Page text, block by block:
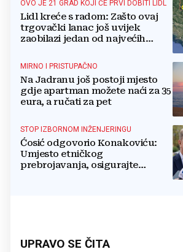
OVO JE 21 GRAD KOJI ĆE PRVI DOBITI LIDL
Lidl kreće s radom: Zašto ovaj
trgovački lanac još uvijek
zaobilazi jedan od najvećih
MIRNO I PRISTUPAČNO
Na Jadranu još postoji mjesto
gdje apartman možete naći za 35
eura, a ručati za pet
STOP IZBORNOM INŽENJERINGU
Ćosić odgovorio Konakoviću:
Umjesto etničkog
prebrojavanja, osigurajte
UPRAVO SE ČITA